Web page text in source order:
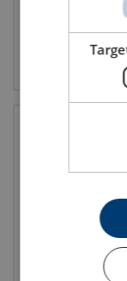
Produkt